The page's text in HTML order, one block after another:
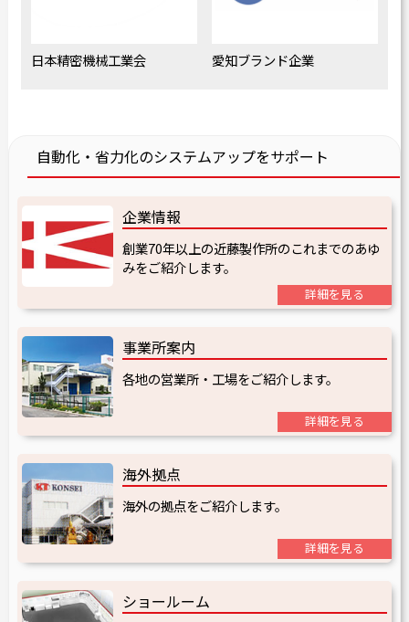
日本精密機械工業会 愛知ブランド企業
自動化・省力化のシステムアップをサポート
企業情報
創業70年以上の近藤製作所のこれまでのあゆ
みをご紹介します。
詳細を見る
事業所案内
各地の営業所・工場をご紹介します。
詳細を見る
海外拠点
海外の拠点をご紹介します。
詳細を見る
ショールーム